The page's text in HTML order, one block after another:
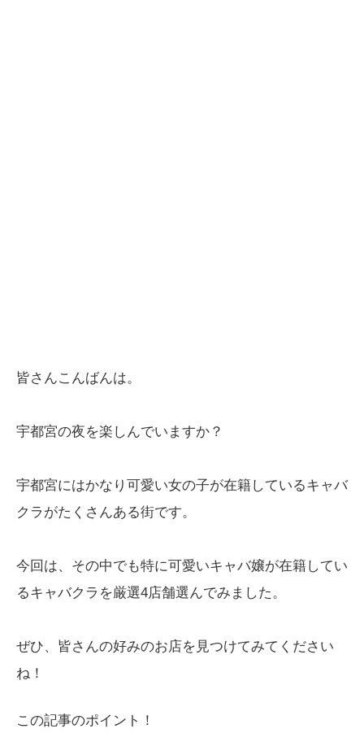
皆さんこんばんは。
宇都宮の夜を楽しんでいますか？
宇都宮にはかなり可愛い女の子が在籍しているキャバ
クラがたくさんある街です。
今回は、その中でも特に可愛いキャバ嬢が在籍してい
るキャバクラを厳選4店舗選んでみました。
ぜひ、皆さんの好みのお店を見つけてみてください
ね！
この記事のポイント！